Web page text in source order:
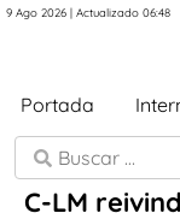
9 Ago 2026 | Actualizado 06:48
Portada
C-LM